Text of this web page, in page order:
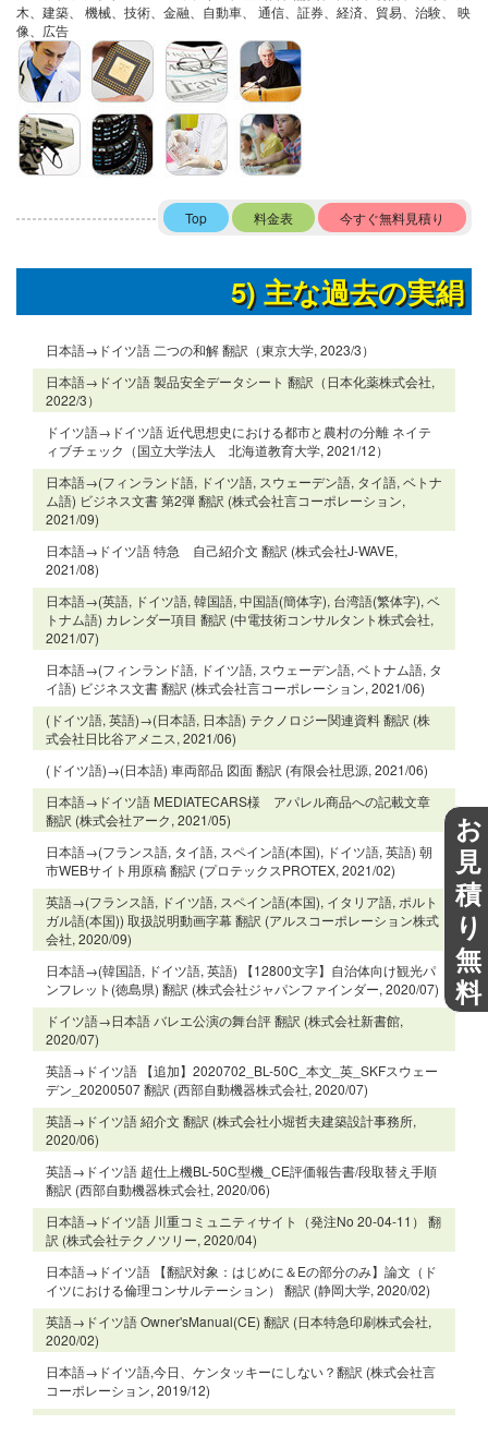
お
見
積
り
無
料
木、建築、 機械、技術、金融、自動車、 通信、証券、経済、貿易、治験、 映
像、広告
Top 料金表 今すぐ無料見積り
5) 主な過去の実絹
日本語→ドイツ語 二つの和解 翻訳（東京大学, 2023/3）
日本語→ドイツ語 製品安全データシート 翻訳（日本化薬株式会社,
2022/3）
ドイツ語→ドイツ語 近代思想史における都市と農村の分離 ネイテ
ィブチェック（国立大学法人 北海道教育大学, 2021/12）
日本語→(フィンランド語, ドイツ語, スウェーデン語, タイ語, ベトナ
ム語) ビジネス文書 第2弾 翻訳 (株式会社言コーポレーション,
2021/09)
日本語→ドイツ語 特急 自己紹介文 翻訳 (株式会社J-WAVE,
2021/08)
日本語→(英語, ドイツ語, 韓国語, 中国語(簡体字), 台湾語(繁体字), ベ
トナム語) カレンダー項目 翻訳 (中電技術コンサルタント株式会社,
2021/07)
日本語→(フィンランド語, ドイツ語, スウェーデン語, ベトナム語, タ
イ語) ビジネス文書 翻訳 (株式会社言コーポレーション, 2021/06)
(ドイツ語, 英語)→(日本語, 日本語) テクノロジー関連資料 翻訳 (株
式会社日比谷アメニス, 2021/06)
(ドイツ語)→(日本語) 車両部品 図面 翻訳 (有限会社思源, 2021/06)
日本語→ドイツ語 MEDIATECARS様 アパレル商品への記載文章
翻訳 (株式会社アーク, 2021/05)
日本語→(フランス語, タイ語, スペイン語(本国), ドイツ語, 英語) 朝
市WEBサイト用原稿 翻訳 (プロテックスPROTEX, 2021/02)
英語→(フランス語, ドイツ語, スペイン語(本国), イタリア語, ポルト
ガル語(本国)) 取扱説明動画字幕 翻訳 (アルスコーポレーション株式
会社, 2020/09)
日本語→(韓国語, ドイツ語, 英語) 【12800文字】自治体向け観光パ
ンフレット(徳島県) 翻訳 (株式会社ジャパンファインダー, 2020/07)
ドイツ語→日本語 バレエ公演の舞台評 翻訳 (株式会社新書館,
2020/07)
英語→ドイツ語 【追加】2020702_BL-50C_本文_英_SKFスウェー
デン_20200507 翻訳 (西部自動機器株式会社, 2020/07)
英語→ドイツ語 紹介文 翻訳 (株式会社小堀哲夫建築設計事務所,
2020/06)
英語→ドイツ語 超仕上機BL-50C型機_CE評価報告書/段取替え手順
翻訳 (西部自動機器株式会社, 2020/06)
日本語→ドイツ語 川重コミュニティサイト（発注No 20-04-11） 翻
訳 (株式会社テクノツリー, 2020/04)
日本語→ドイツ語 【翻訳対象：はじめに＆Eの部分のみ】論文（ド
イツにおける倫理コンサルテーション） 翻訳 (静岡大学, 2020/02)
英語→ドイツ語 Owner'sManual(CE) 翻訳 (日本特急印刷株式会社,
2020/02)
日本語→ドイツ語,今日、ケンタッキーにしない？翻訳 (株式会社言
コーポレーション, 2019/12)